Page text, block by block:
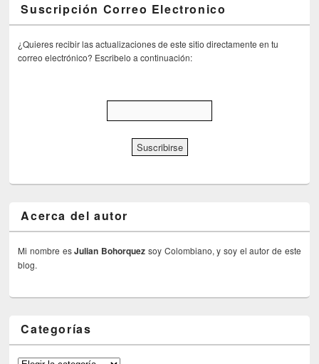
Suscripción Correo Electronico
¿Quieres recibir las actualizaciones de este sitio directamente en tu
correo electrónico? Escribelo a continuación:
Acerca del autor
Mi nombre esJulian Bohorquez soy Colombiano, y soy el autor de este
blog.
Categorías